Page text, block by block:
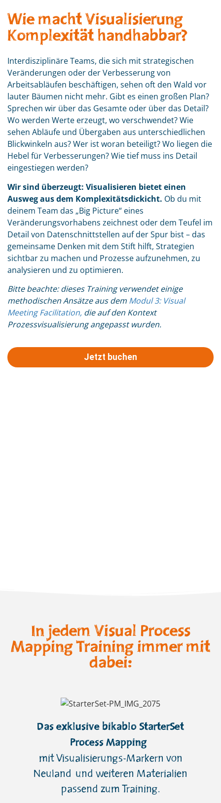
Wie macht Visualisierung
Komplexität handhabbar?
Interdisziplinäre Teams, die sich mit strategischen
Veränderungen oder der Verbesserung von
Arbeitsabläufen beschäftigen, sehen oft den Wald vor
lauter Bäumen nicht mehr. Gibt es einen großen Plan?
Sprechen wir über das Gesamte oder über das Detail?
Wo werden Werte erzeugt, wo verschwendet? Wie
sehen Abläufe und Übergaben aus unterschiedlichen
Blickwinkeln aus? Wer ist woran beteiligt? Wo liegen die
Hebel für Verbesserungen? Wie tief muss ins Detail
eingestiegen werden?
Wir sind überzeugt: Visualisieren bietet einen
Ausweg aus dem Komplexitätsdickicht. Ob du mit
deinem Team das „Big Picture“ eines
Veränderungsvorhabens zeichnest oder dem Teufel im
Detail von Datenschnittstellen auf der Spur bist – das
gemeinsame Denken mit dem Stift hilft, Strategien
sichtbar zu machen und Prozesse aufzunehmen, zu
analysieren und zu optimieren.
Bitte beachte: dieses Training verwendet einige
methodischen Ansätze aus dem Modul 3: Visual
Meeting Facilitation, die auf den Kontext
Prozessvisualisierung angepasst wurden.
Jetzt buchen
In jedem Visual Process
Mapping Training immer mit
dabei:
Das exklusive bikablo StarterSet
Process Mapping
mit Visualisierungs-Markern von
Neuland und weiteren Materialien
passend zum Training.